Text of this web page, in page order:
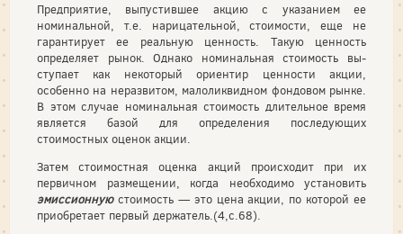
Предприятие, выпустившее акцию с указанием ее
номинальной, т.е. нарицательной, стоимости, еще не
гарантирует ее реальную ценность. Такую ценность
определяет рынок. Однако номинальная стоимость вы­
ступает как некоторый ориентир ценности акции,
особенно на неразви­том, малоликвидном фондовом рынке.
В этом случае номинальная сто­имость длительное время
является базой для определения последующих
стоимостных оценок акции.
Затем стоимостная оценка акций происходит при их
первичном раз­мещении, когда необходимо установить
эмиссионнуюстоимость — это цена акции, по которой ее
приобретает первый держатель.(4,с.68).